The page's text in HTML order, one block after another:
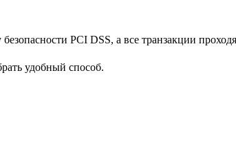
PCI DSS, а все транзакции
удобный способ.